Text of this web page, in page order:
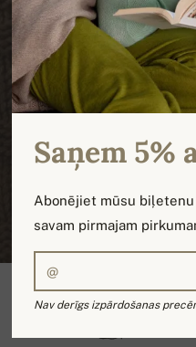
100%
100%
Saņem 5%
Abonējiet mūsu
savam pirmajam
Nav derīgs izpārdošanas